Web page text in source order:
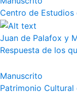
Centro de
Juan de Palafox y
Respuesta de los
Manuscrito
Patrimonio